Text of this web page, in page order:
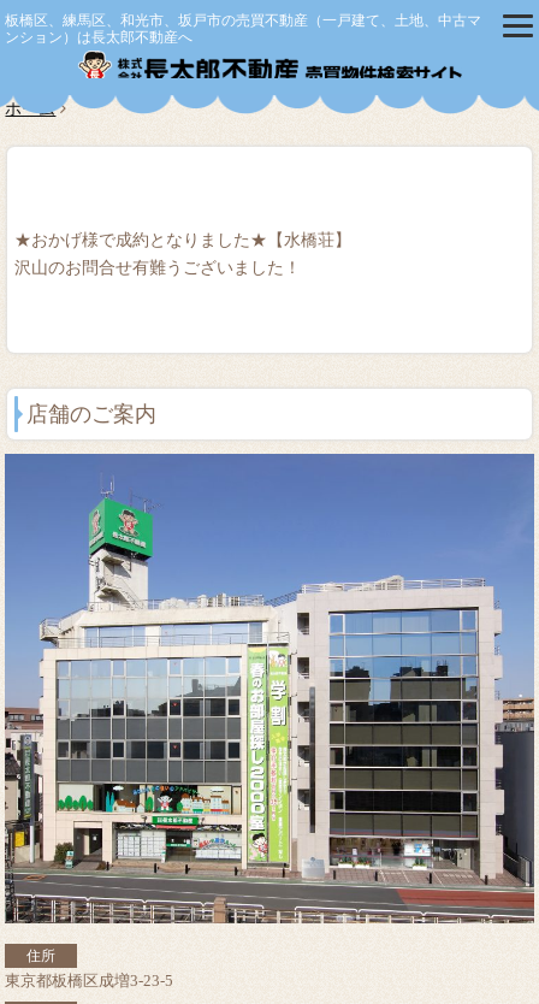
板橋区、練馬区、和光市、坂戸市の売買不動産（一戸建て、土地、中古マ
ンション）は長太郎不動産へ
ホーム
★おかげ様で成約となりました★【水橋荘】
沢山のお問合せ有難うございました！
店舗のご案内
住所
東京都板橋区成増3-23-5